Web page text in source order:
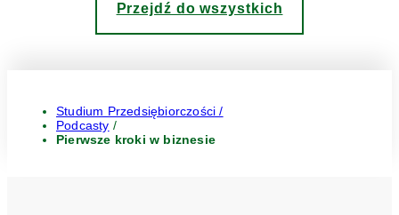
Przejdź do wszystkich
Studium Przedsiębiorczości /
Podcasty /
Pierwsze kroki w biznesie